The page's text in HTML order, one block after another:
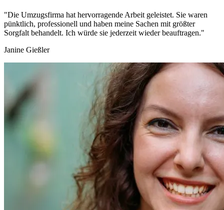
"Die Umzugsfirma hat hervorragende Arbeit geleistet. Sie waren
pünktlich, professionell und haben meine Sachen mit größter
Sorgfalt behandelt. Ich würde sie jederzeit wieder beauftragen."
Janine Gießler